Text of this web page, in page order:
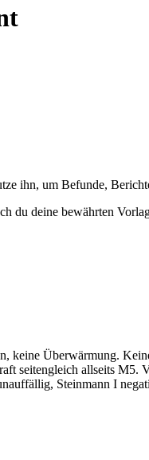
ihn, um Befunde,
du deine bewährten
keine Überwärmung.
seitengleich allseits M5.
Steinmann I